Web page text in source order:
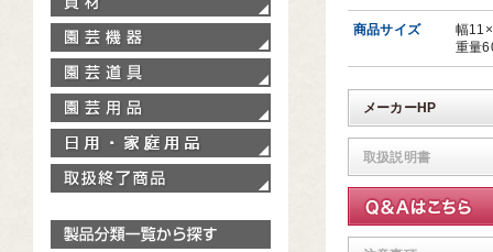
商品サイズ
幅
重量
メーカーHP
取扱説明書
取扱終了商品
製品分類一覧から探す